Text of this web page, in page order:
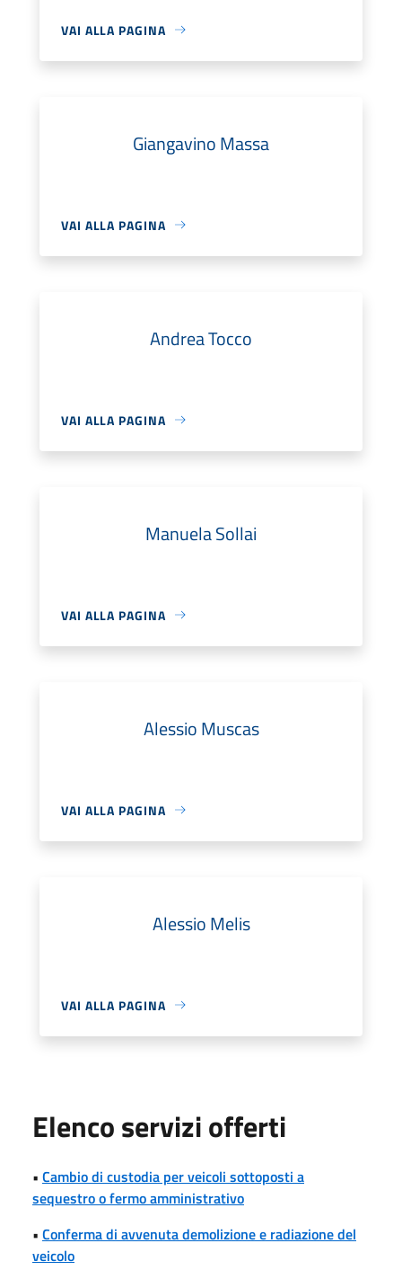
VAI ALLA PAGINA
Giangavino Massa
VAI ALLA PAGINA
Andrea Tocco
VAI ALLA PAGINA
Manuela Sollai
VAI ALLA PAGINA
Alessio Muscas
VAI ALLA PAGINA
Alessio Melis
VAI ALLA PAGINA
Elenco servizi offerti
• Cambio di custodia per veicoli sottoposti a
sequestro o fermo amministrativo
• Conferma di avvenuta demolizione e radiazione del
veicolo